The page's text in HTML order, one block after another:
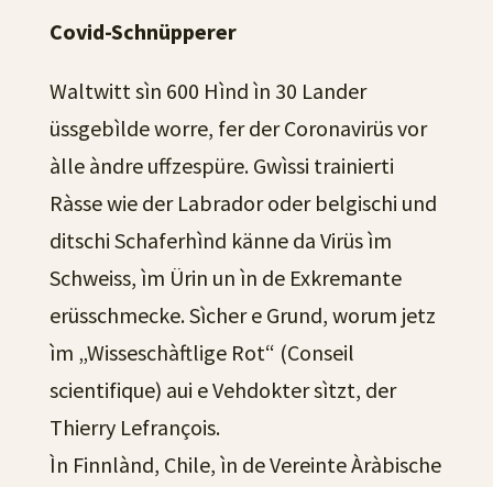
Covid-Schnüpperer
Waltwitt sìn 600 Hìnd ìn 30 Lander
üssgebìlde worre, fer der Coronavirüs vor
àlle àndre uffzespüre. Gwìssi trainierti
Ràsse wie der Labrador oder belgischi und
ditschi Schaferhìnd känne da Virüs ìm
Schweiss, ìm Ürin un ìn de Exkremante
erüsschmecke. Sìcher e Grund, worum jetz
ìm „Wisseschàftlige Rot“ (Conseil
scientifique) aui e Vehdokter sìtzt, der
Thierry Lefrançois.
Ìn Finnlànd, Chile, ìn de Vereinte Àràbische